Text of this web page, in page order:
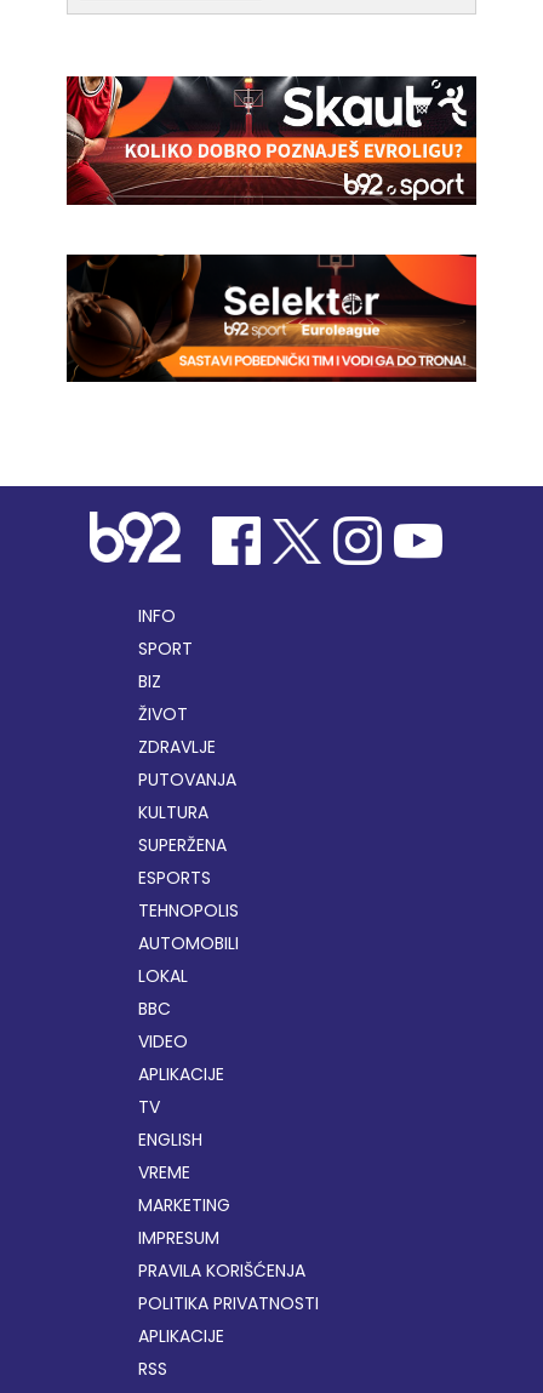
INFO
SPORT
BIZ
ŽIVOT
ZDRAVLJE
PUTOVANJA
KULTURA
SUPERŽENA
ESPORTS
TEHNOPOLIS
AUTOMOBILI
LOKAL
BBC
VIDEO
APLIKACIJE
TV
ENGLISH
VREME
MARKETING
IMPRESUM
PRAVILA KORIŠĆENJA
POLITIKA PRIVATNOSTI
APLIKACIJE
RSS